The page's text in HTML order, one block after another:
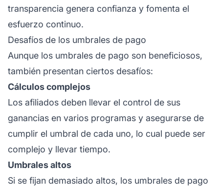
transparencia genera confianza y fomenta el
esfuerzo continuo.
Desafíos de los umbrales de pago
Aunque los umbrales de pago son beneficiosos,
también presentan ciertos desafíos:
Cálculos complejos
Los afiliados deben llevar el control de sus
ganancias en varios programas y asegurarse de
cumplir el umbral de cada uno, lo cual puede ser
complejo y llevar tiempo.
Umbrales altos
Si se fijan demasiado altos, los umbrales de pago